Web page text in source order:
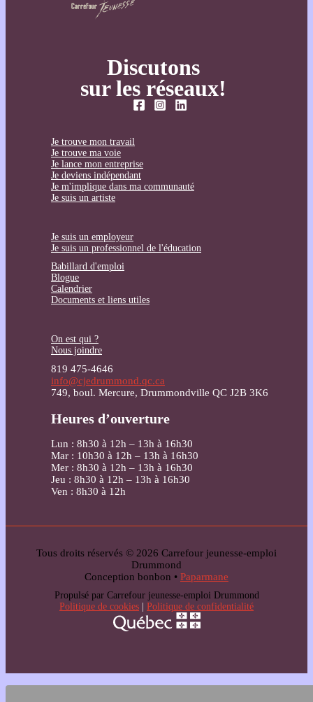
Discutons
sur les réseaux!
Je trouve mon travail
Je trouve ma voie
Je lance mon entreprise
Je deviens indépendant
Je m'implique dans ma communauté
Je suis un artiste
Je suis un employeur
Je suis un professionnel de l'éducation
Babillard d'emploi
Blogue
Calendrier
Documents et liens utiles
On est qui ?
Nous joindre
819 475-4646
info@cjedrummond.qc.ca
749, boul. Mercure, Drummondville QC J2B 3K6
Heures d’ouverture
Lun : 8h30 à 12h – 13h à 16h30
Mar : 10h30 à 12h – 13h à 16h30
Mer : 8h30 à 12h – 13h à 16h30
Jeu : 8h30 à 12h – 13h à 16h30
Ven : 8h30 à 12h
Tous droits réservés © 2026 Carrefour jeunesse-emploi
Drummond
Conception bonbon • Paparmane
Propulsé par Carrefour jeunesse-emploi Drummond
Politique de cookies
Politique de confidentialité